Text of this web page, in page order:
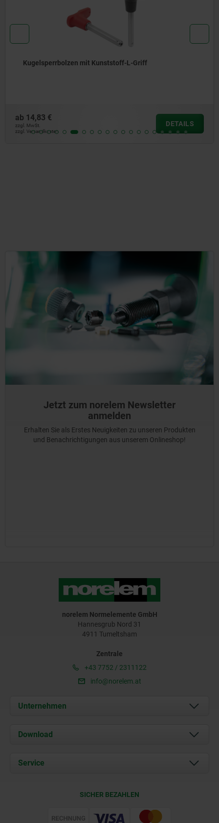
Kugelsperrbolzen mit Kunststoff-L-Griff
ab 14,83 €
zzgl. MwSt.
zzgl. Versandkosten
DETAILS
Jetzt zum norelem Newsletter
anmelden
Erhalten Sie als Erstes Neuigkeiten zu unseren Produkten
und Benachrichtigungen aus unserem Onlineshop!
norelem Normelemente GmbH
Hannesgrub Nord 31
4911 Tumeltsham
Zentrale
+43 7752 / 2311122
info@norelem.at
Unternehmen
Über uns
Kontakt
Download
Dokumente
Service
SICHER BEZAHLEN